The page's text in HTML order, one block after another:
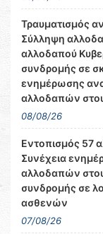
Τραυματισμός
Σύλληψη
αλλοδαπού
συνδρομής σε
ενημέρωσης
αλλοδαπών
08/08/26
Εντοπισμός 57
Συνέχεια
αλλοδαπών
συνδρομής σε
ασθενών
07/08/26